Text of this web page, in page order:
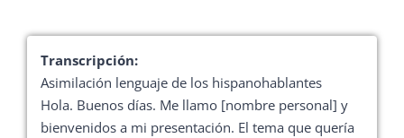
Transcripción:
Asimilación lenguaje de los hispanohablantes
Hola. Buenos días. Me llamo [nombre personal] y
bienvenidos a mi presentación. El tema que quería